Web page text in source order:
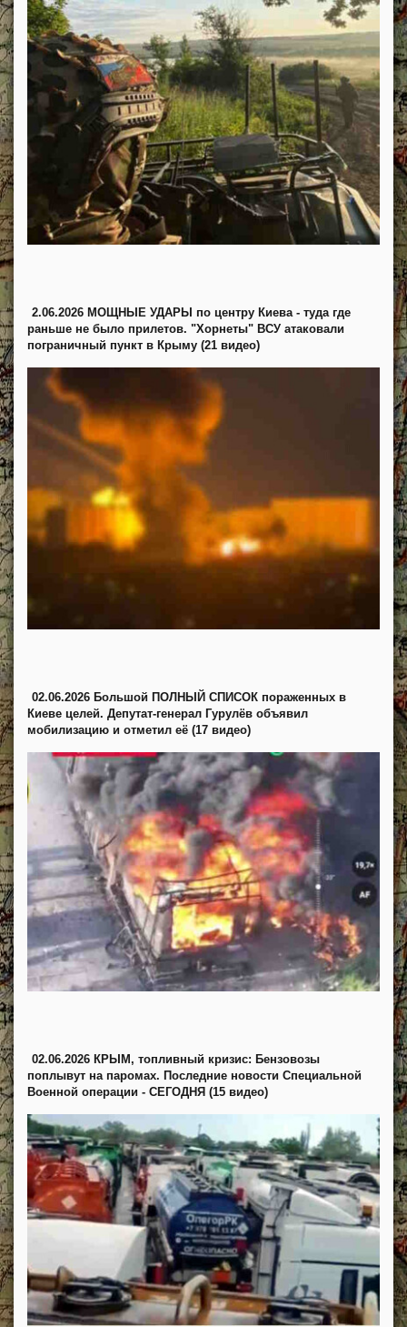
2.06.2026 МОЩНЫЕ УДАРЫ по центру Киева - туда где
раньше не было прилетов. "Хорнеты" ВСУ атаковали
пограничный пункт в Крыму (21 видео)
02.06.2026 Большой ПОЛНЫЙ СПИСОК пораженных в
Киеве целей. Депутат-генерал Гурулёв объявил
мобилизацию и отметил её (17 видео)
02.06.2026 КРЫМ, топливный кризис: Бензовозы
поплывут на паромах. Последние новости Специальной
Военной операции - СЕГОДНЯ (15 видео)